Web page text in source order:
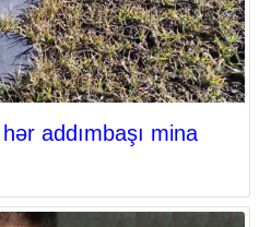
addımbaşı mina